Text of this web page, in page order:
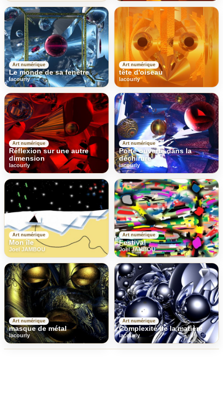
Art numérique
Le monde de sa fenêtre
lacourly
Art numérique
tête d'oiseau
lacourly
Art numérique
Réflexion sur une autre
dimension
lacourly
Art numérique
Porte ouverte dans la
déchirure
lacourly
Art numérique
Mon île
Joel JAMBOU
Art numérique
Festival
Joel JAMBOU
Art numérique
masque de métal
lacourly
Art numérique
Complexité de la matière
lacourly